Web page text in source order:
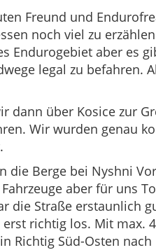
Freund und
noch viel zu
Endurogebiet aber es
legal zu befahren.
dann über Kosice zur
Wir wurden genau
die Berge bei Nyshni
aber für uns
die Straße erstaunlich
erst richtig los. Mit max.
Richtig Süd-Osten